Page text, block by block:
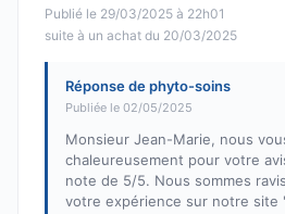
Publié le 29/03/2025 à 22h01
suite à un achat du 20/03/2025
Réponse de phyto-soins
Publiée le 02/05/2025
Monsieur Jean-Marie, nous
chaleureusement pour votre
note de 5/5. Nous sommes
votre expérience sur notre site